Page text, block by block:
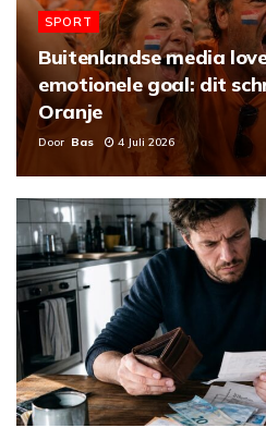
SPORT
Buitenlandse media
emotionele goal: dit
Oranje
Door Bas 4 Juli 2026